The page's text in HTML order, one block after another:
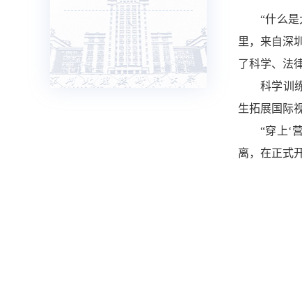
“什么
里，来自深
了科学、法
科学训
生拓展国际
“穿上‘
离，在正式